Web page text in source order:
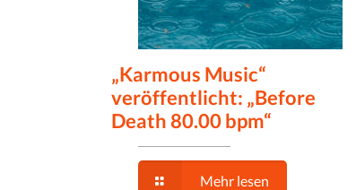
„Karmous Music“
veröffentlicht: „Before
Death 80.00 bpm“
Mehr lesen